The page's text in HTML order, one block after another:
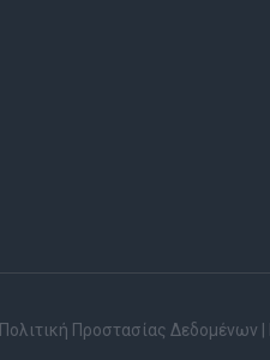
Πολιτική Προστασίας Δεδομένων